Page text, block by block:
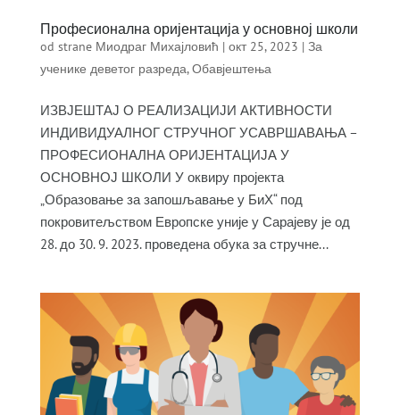
Професионална оријентација у основној школи
od strane Миодраг Михајловић | окт 25, 2023 | За
ученике деветог разреда,Обавјештења
ИЗВЈЕШТАЈ О РЕАЛИЗАЦИЈИ АКТИВНОСТИ
ИНДИВИДУАЛНОГ СТРУЧНОГ УСАВРШАВАЊА –
ПРОФЕСИОНАЛНА ОРИЈЕНТАЦИЈА У
ОСНОВНОЈ ШКОЛИ У оквиру пројекта
„Образовање за запошљавање у БиХ“ под
покровитељством Европске уније у Сарајеву је од
28. до 30. 9. 2023. проведена обука за стручне...